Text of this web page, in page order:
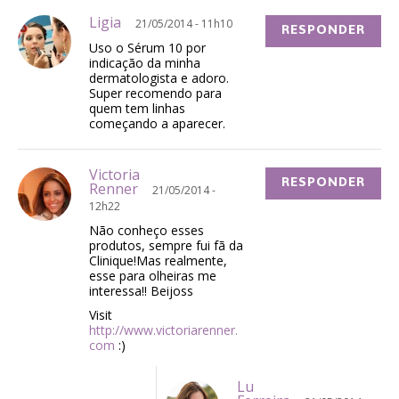
Ligia 21/05/2014 - 11h10
Uso o Sérum 10 por
indicação da minha
dermatologista e adoro.
Super recomendo para
quem tem linhas
começando a aparecer.
RESPONDER
Victoria
Renner
21/05/2014 -
12h22
Não conheço esses
produtos, sempre fui fã da
Clinique!Mas realmente,
esse para olheiras me
interessa!! Beijoss
Visit
http://www.victoriarenner.
com :)
RESPONDER
Lu